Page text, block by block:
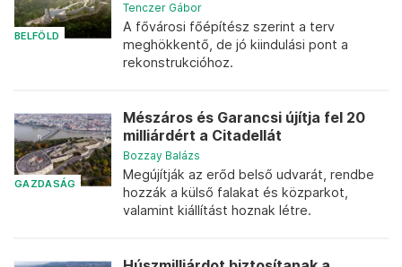
BELFÖLD
Tenczer Gábor
A fővárosi főépítész szerint a terv
meghökkentő, de jó kiindulási pont a
rekonstrukcióhoz.
GAZDASÁG
Mészáros és Garancsi újítja fel 20
milliárdért a Citadellát
Bozzay Balázs
Megújítják az erőd belső udvarát, rendbe
hozzák a külső falakat és közparkot,
valamint kiállítást hoznak létre.